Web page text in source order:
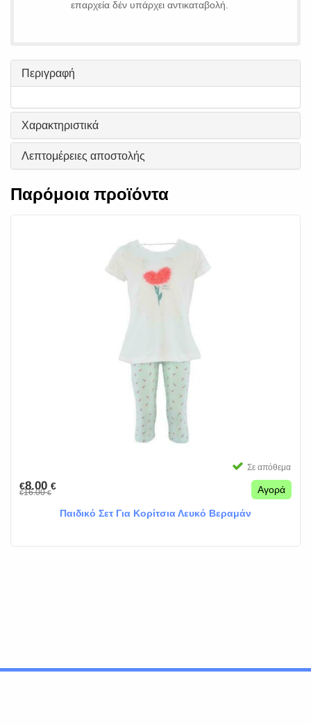
επαρχεία δέν υπάρχει αντικαταβολή.
Περιγραφή
Χαρακτηριστικά
Λεπτομέρειες αποστολής
Παρόμοια προϊόντα
Σε απόθεμα
€8.00 €
€16.00€ Αγορά
Παιδικό Σετ Για Κορίτσια Λευκό Βεραμάν